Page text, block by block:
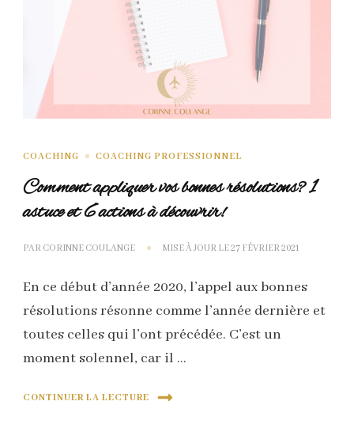
COACHING COACHING PROFESSIONNEL
Comment appliquer vos bonnes résolutions? 1
astuce et 6 actions à découvrir!
PAR CORINNE COULANGE MISE À JOUR LE27 FÉVRIER 2021
En ce début d’année 2020, l’appel aux bonnes
résolutions résonne comme l’année dernière et
toutes celles qui l’ont précédée. C’est un
moment solennel, car il …
CONTINUER LA LECTURE